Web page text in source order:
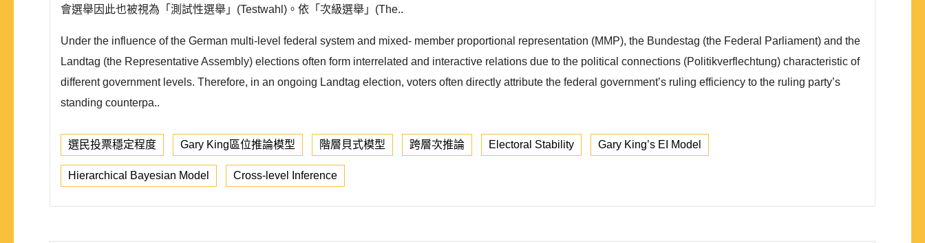
會選舉因此也被視為「測試性選舉」(Testwahl)。依「次級選舉」(The..
Under the influence of the German multi-level federal system and mixed- member proportional representation (MMP), the Bundestag (the Federal Parliament) and the
Landtag (the Representative Assembly) elections often form interrelated and interactive relations due to the political connections (Politikverflechtung) characteristic of
different government levels. Therefore, in an ongoing Landtag election, voters often directly attribute the federal government’s ruling efficiency to the ruling party’s
standing counterpa..
選民投票穩定程度 Gary King區位推論模型 階層貝式模型 跨層次推論 Electoral Stability Gary King’s EI Model
Hierarchical Bayesian Model Cross-level Inference